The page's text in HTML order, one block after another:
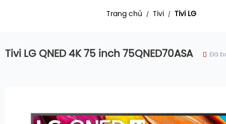
Trang chủ / Tivi / Tivi LG
Tivi LG QNED 4K 75 inch 75QNED70ASA Đã